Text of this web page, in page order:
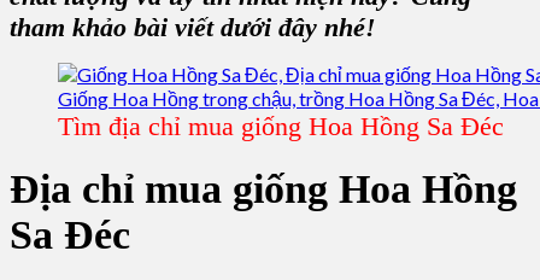
tham khảo bài viết dưới đây nhé!
Tìm địa chỉ mua giống Hoa Hồng Sa Đéc
Địa chỉ mua giống Hoa Hồng
Sa Đéc